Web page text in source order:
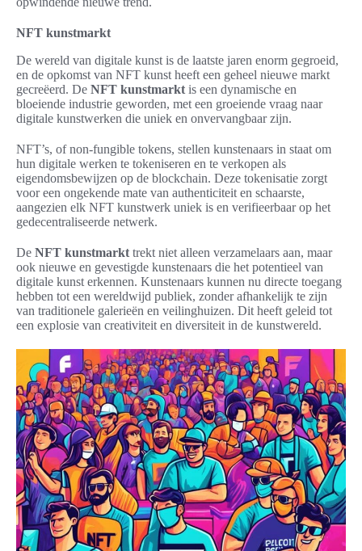
NFT kunstmarkt
De wereld van digitale kunst is de laatste jaren enorm gegroeid,
en de opkomst van NFT kunst heeft een geheel nieuwe markt
gecreëerd. De NFT kunstmarkt is een dynamische en
bloeiende industrie geworden, met een groeiende vraag naar
digitale kunstwerken die uniek en onvervangbaar zijn.
NFT’s, of non-fungible tokens, stellen kunstenaars in staat om
hun digitale werken te tokeniseren en te verkopen als
eigendomsbewijzen op de blockchain. Deze tokenisatie zorgt
voor een ongekende mate van authenticiteit en schaarste,
aangezien elk NFT kunstwerk uniek is en verifieerbaar op het
gedecentraliseerde netwerk.
De NFT kunstmarkt trekt niet alleen verzamelaars aan, maar
ook nieuwe en gevestigde kunstenaars die het potentieel van
digitale kunst erkennen. Kunstenaars kunnen nu directe toegang
hebben tot een wereldwijd publiek, zonder afhankelijk te zijn
van traditionele galerieën en veilinghuizen. Dit heeft geleid tot
een explosie van creativiteit en diversiteit in de kunstwereld.